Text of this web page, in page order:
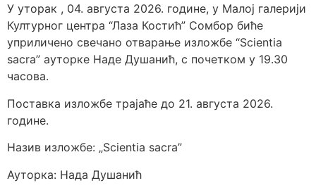
У уторак , 04. августа 2026. године, у Малој галерији
Културног центра “Лаза Костић” Сомбор биће
уприличено свечано отварање изложбе “Scientia
sacra” ауторке Наде Душанић, с почетком у 19.30
часова.
Поставка изложбе трајаће до 21. августа 2026.
године.
Назив изложбе: „Scientia sacra”
Ауторка: Нада Душанић